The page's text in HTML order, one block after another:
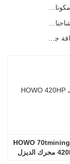
ساينوتراك تُطلق الجيل الجديد من مكونات الشاحنات الثقيلة: تعزيز الكفاءة والموثوقية للخدمات اللوجستية العالمية